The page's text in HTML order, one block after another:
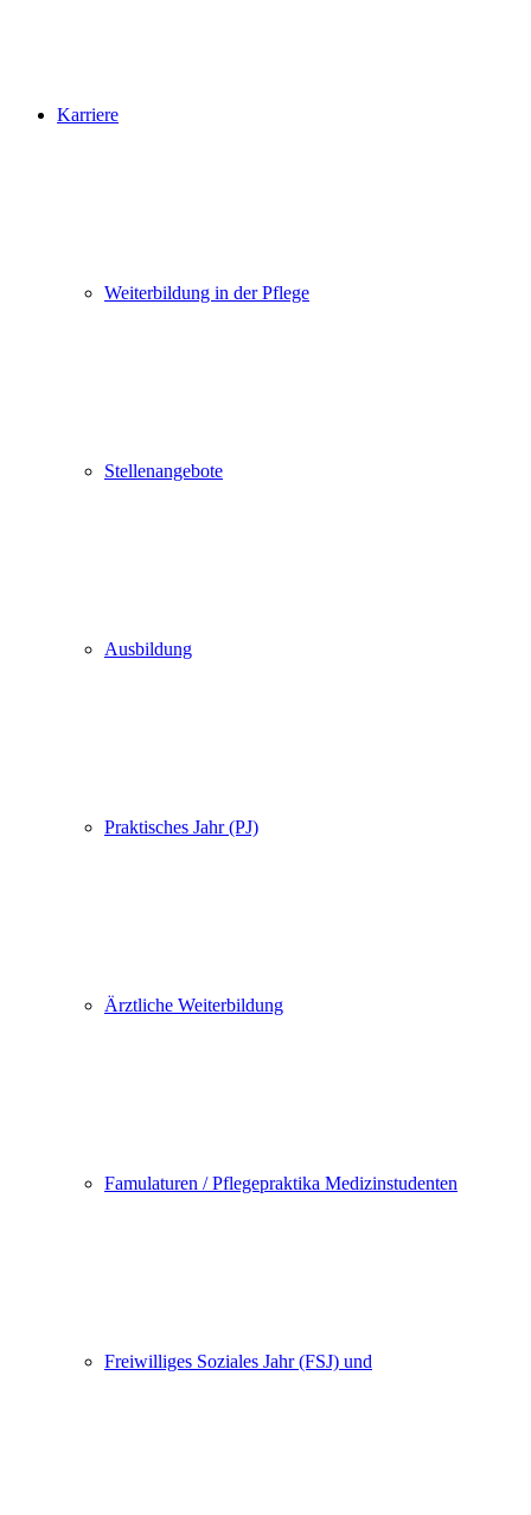
Karriere
Weiterbildung in der Pflege
Stellenangebote
Ausbildung
Praktisches Jahr (PJ)
Ärztliche Weiterbildung
Famulaturen / Pflegepraktika Medizinstudenten
Freiwilliges Soziales Jahr (FSJ) und